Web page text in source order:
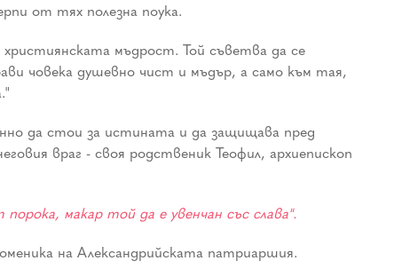
от тях полезна поука.
мъдрост. Той съветва да се
човека душевно чист и мъдър, а само към тая,
да стои за истината и да защищава пред
враг - своя родственик Теофил, архиепископ
макар той да е увенчан със слава".
на Александрийската патриаршия.